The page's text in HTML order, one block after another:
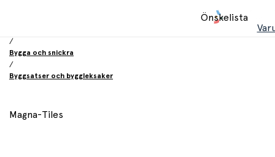
Önskelista
/
Bygga och snickra
/
Byggsatser och byggleksaker
Magna-Tiles